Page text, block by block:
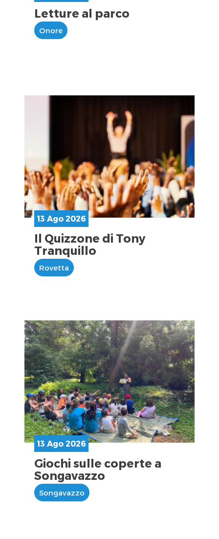
Letture al parco
Onore
13 Ago 2026
Il Quizzone di Tony
Tranquillo
Rovetta
13 Ago 2026
Giochi sulle coperte a
Songavazzo
Songavazzo